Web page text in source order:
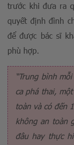
trước khi đưa ra
quyết định đình
để được bác sĩ
phù hợp.
“Trung bình
ca phá thai,
toàn và có đến
không an toàn
đâu hay thực